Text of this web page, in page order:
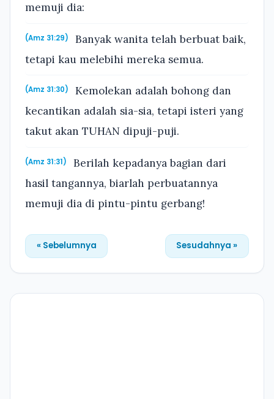
memuji dia:
(Amz 31:29)
Banyak wanita telah berbuat baik,
tetapi kau melebihi mereka semua.
(Amz 31:30)
Kemolekan adalah bohong dan
kecantikan adalah sia-sia, tetapi isteri yang
takut akan TUHAN dipuji-puji.
(Amz 31:31)
Berilah kepadanya bagian dari
hasil tangannya, biarlah perbuatannya
memuji dia di pintu-pintu gerbang!
« Sebelumnya Sesudahnya »